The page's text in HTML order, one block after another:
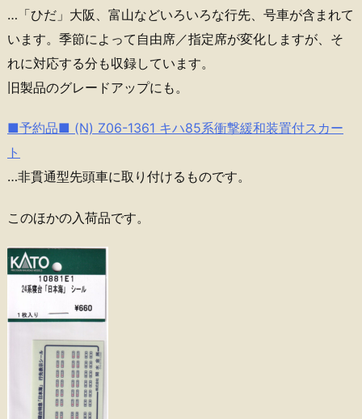
…「ひだ」大阪、富山などいろいろな行先、号車が含まれて
います。季節によって自由席／指定席が変化しますが、そ
れに対応する分も収録しています。
旧製品のグレードアップにも。
■予約品■ (N) Z06-1361 キハ85系衝撃緩和装置付スカー
ト
…非貫通型先頭車に取り付けるものです。
このほかの入荷品です。